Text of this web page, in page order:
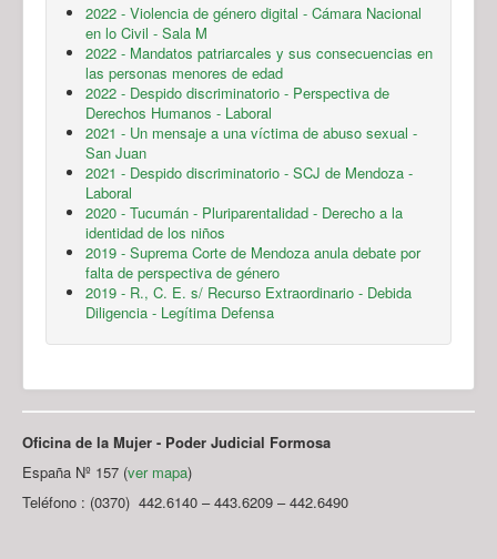
2022 - Violencia de género digital - Cámara Nacional
en lo Civil - Sala M
2022 - Mandatos patriarcales y sus consecuencias en
las personas menores de edad
2022 - Despido discriminatorio - Perspectiva de
Derechos Humanos - Laboral
2021 - Un mensaje a una víctima de abuso sexual -
San Juan
2021 - Despido discriminatorio - SCJ de Mendoza -
Laboral
2020 - Tucumán - Pluriparentalidad - Derecho a la
identidad de los niños
2019 - Suprema Corte de Mendoza anula debate por
falta de perspectiva de género
2019 - R., C. E. s/ Recurso Extraordinario - Debida
Diligencia - Legítima Defensa
Oficina de la Mujer - Poder Judicial Formosa
España Nº 157 (ver mapa)
Teléfono : (0370) 442.6140 – 443.6209 – 442.6490